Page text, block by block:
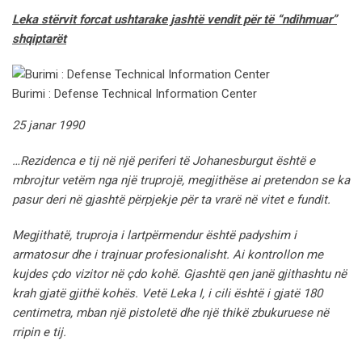
Leka stërvit forcat ushtarake jashtë vendit për të “ndihmuar”
shqiptarët
Burimi : Defense Technical Information Center
25 janar 1990
…Rezidenca e tij në një periferi të Johanesburgut është e
mbrojtur vetëm nga një truprojë, megjithëse ai pretendon se ka
pasur deri në gjashtë përpjekje për ta vrarë në vitet e fundit.
Megjithatë, truproja i lartpërmendur është padyshim i
armatosur dhe i trajnuar profesionalisht. Ai kontrollon me
kujdes çdo vizitor në çdo kohë. Gjashtë qen janë gjithashtu në
krah gjatë gjithë kohës. Vetë Leka I, i cili është i gjatë 180
centimetra, mban një pistoletë dhe një thikë zbukuruese në
rripin e tij.